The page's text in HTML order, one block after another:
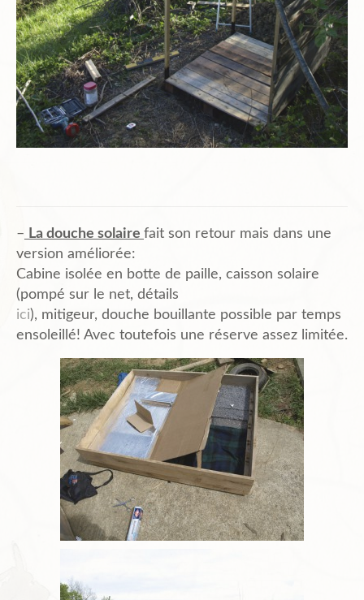
Plans de l’Abri
Liens Amis
Contact
– La douche solaire fait son retour mais dans une
version améliorée:
Cabine isolée en botte de paille, caisson solaire
(pompé sur le net, détails
ici), mitigeur, douche bouillante possible par temps
ensoleillé! Avec toutefois une réserve assez limitée.